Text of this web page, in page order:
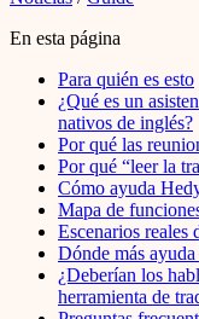
En esta página
Para quién es esto
¿Qué es un
nativos de inglés?
Por qué las
Por qué “leer la
Cómo ayuda
Mapa de
Escenarios reales
Dónde más
¿Deberían los
herramienta de